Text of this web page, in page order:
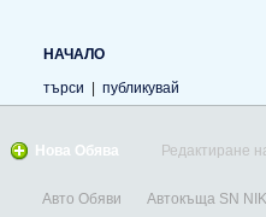
НАЧАЛО
търси
публикувай
Нова Обява Редактиране
Авто Обяви Автокъща SN